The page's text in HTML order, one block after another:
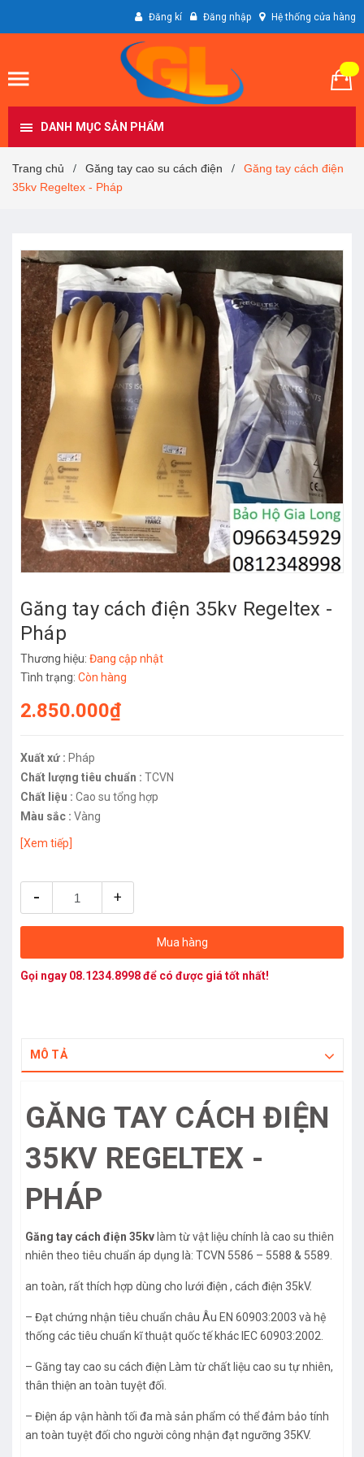
Đăng kí Đăng nhập Hệ thống cửa hàng
DANH MỤC SẢN PHẨM
Trang chủ / Găng tay cao su cách điện /
Găng tay cách điện
35kv Regeltex - Pháp
Găng tay cách điện 35kv Regeltex -
Pháp
Thương hiệu: Đang cập nhật
Tình trạng: Còn hàng
2.850.000₫
Xuất xứ : Pháp
Chất lượng tiêu chuẩn : TCVN
Chất liệu : Cao su tổng hợp
Màu sắc : Vàng
[Xem tiếp]
- +
Mua hàng
Gọi ngay 08.1234.8998để có được giá tốt nhất!
MÔ TẢ
GĂNG TAY CÁCH ĐIỆN
35KV REGELTEX -
PHÁP
Găng tay cách điện 35kv làm từ vật liệu chính là cao su thiên
nhiên theo tiêu chuẩn áp dụng là: TCVN 5586 – 5588 & 5589.
an toàn, rất thích hợp dùng cho lưới điện , cách điện 35kV.
– Đạt chứng nhận tiêu chuẩn châu Âu EN 60903:2003 và hệ
thống các tiêu chuẩn kĩ thuật quốc tế khác IEC 60903:2002.
– Găng tay cao su cách điện Làm từ chất liệu cao su tự nhiên,
thân thiện an toàn tuyệt đối.
– Điện áp vận hành tối đa mà sản phẩm có thể đảm bảo tính
an toàn tuyệt đối cho người công nhận đạt ngưỡng 35KV.